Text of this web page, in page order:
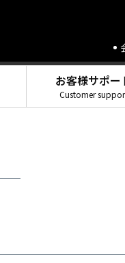
お客様サポー
Customer